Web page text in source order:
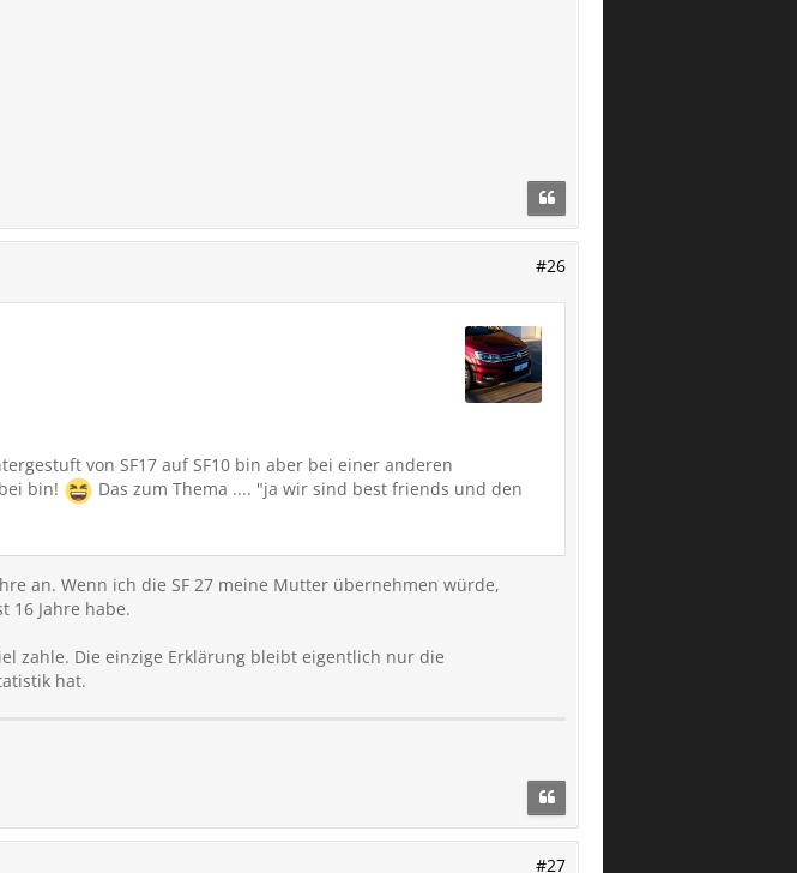
#26
von SF17 auf SF10 bin aber bei einer anderen
bin!
Das zum Thema .... "ja wir sind best friends und den
an. Wenn ich die SF 27 meine Mutter übernehmen würde,
16 Jahre habe.
zahle. Die einzige Erklärung bleibt eigentlich nur die
hat.
#27